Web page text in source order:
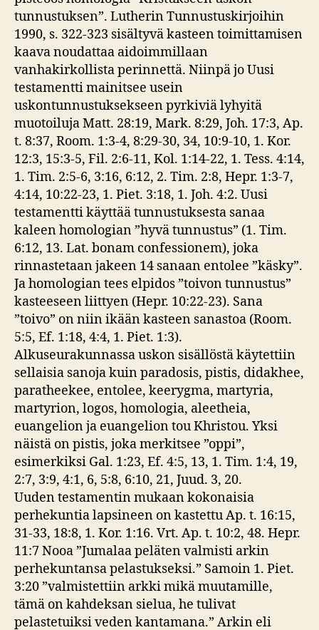
tunnustuksen”. Lutherin Tunnustuskirjoihin
1990, s. 322-323 sisältyvä kasteen toimittamisen
kaava noudattaa aidoimmillaan
vanhakirkollista perinnettä. Niinpä jo Uusi
testamentti mainitsee usein
uskontunnustuksekseen pyrkiviä lyhyitä
muotoiluja Matt. 28:19, Mark. 8:29, Joh. 17:3, Ap.
t. 8:37, Room. 1:3-4, 8:29-30, 34, 10:9-10, 1. Kor.
12:3, 15:3-5, Fil. 2:6-11, Kol. 1:14-22, 1. Tess. 4:14,
1. Tim. 2:5-6, 3:16, 6:12, 2. Tim. 2:8, Hepr. 1:3-7,
4:14, 10:22-23, 1. Piet. 3:18, 1. Joh. 4:2. Uusi
testamentti käyttää tunnustuksesta sanaa
kaleen homologian ”hyvä tunnustus” (1. Tim.
6:12, 13. Lat. bonam confessionem), joka
rinnastetaan jakeen 14 sanaan entolee ”käsky”.
Ja homologian tees elpidos ”toivon tunnustus”
kasteeseen liittyen (Hepr. 10:22-23). Sana
”toivo” on niin ikään kasteen sanastoa (Room.
5:5, Ef. 1:18, 4:4, 1. Piet. 1:3).
Alkuseurakunnassa uskon sisällöstä käytettiin
sellaisia sanoja kuin paradosis, pistis, didakhee,
paratheekee, entolee, keerygma, martyria,
martyrion, logos, homologia, aleetheia,
euangelion ja euangelion tou Khristou. Yksi
näistä on pistis, joka merkitsee ”oppi”,
esimerkiksi Gal. 1:23, Ef. 4:5, 13, 1. Tim. 1:4, 19,
2:7, 3:9, 4:1, 6, 5:8, 6:10, 21, Juud. 3, 20.
Uuden testamentin mukaan kokonaisia
perhekuntia lapsineen on kastettu Ap. t. 16:15,
31-33, 18:8, 1. Kor. 1:16. Vrt. Ap. t. 10:2, 48. Hepr.
11:7 Nooa ”Jumalaa peläten valmisti arkin
perhekuntansa pelastukseksi.” Samoin 1. Piet.
3:20 ”valmistettiin arkki mikä muutamille,
tämä on kahdeksan sielua, he tulivat
pelastetuiksi veden kantamana.” Arkin eli